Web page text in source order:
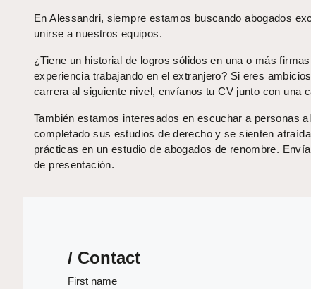
En Alessandri, siempre estamos buscando abogados
unirse a nuestros equipos.
¿Tiene un historial de logros sólidos en una o más
experiencia trabajando en el extranjero? Si eres
carrera al siguiente nivel, envíanos tu CV junto con una
También estamos interesados ​​en escuchar a personas
completado sus estudios de derecho y se sienten
prácticas en un estudio de abogados de renombre.
de presentación.
/ Contact
First name